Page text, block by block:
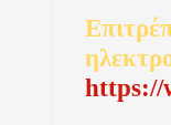
https://